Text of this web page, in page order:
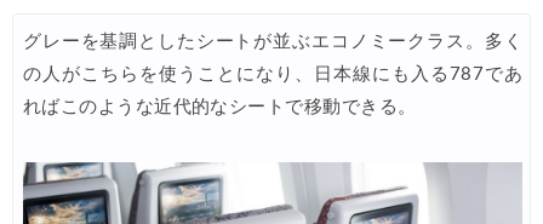
05/01 エアトリ) 海外航空券(60日前) 1,000円OFFクーポン
05/01 楽天トラベル) 海外ホテル ポイント最大35%還元
グレーを基調としたシートが並ぶエコノミークラス。多く
の人がこちらを使うことになり、日本線にも入る787であ
ればこのような近代的なシートで移動できる。